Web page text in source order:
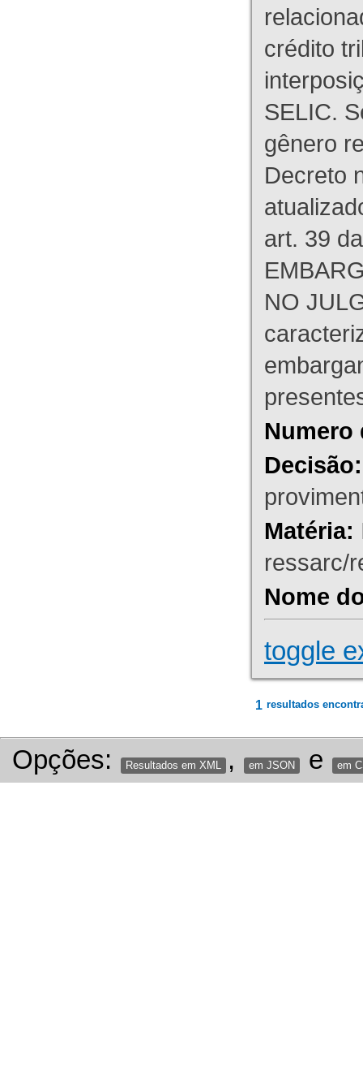
crédito
SELIC.
gênero
Decreto
art. 39
NO
Numero
Decisão:
Matéria:
ressarc/
Nome
toggle
1 resultados
Opções: Resultados em XML , em JSON e em